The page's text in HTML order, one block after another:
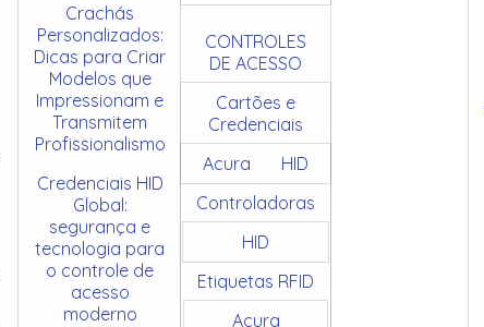
Crachás
Personalizados:
Dicas para Criar
Modelos que
Impressionam e
Transmitem
Profissionalismo
Credenciais HID
Global:
segurança e
tecnologia para
o controle de
acesso
moderno
CONTROLES
DE ACESSO
Cartões e
Credenciais
Acura
HID
Controladoras
HID
Etiquetas RFID
Acura